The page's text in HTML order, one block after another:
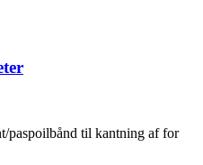
paspoilbånd til kantning af for